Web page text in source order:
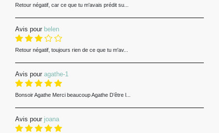
Retour négatif, car ce que tu m'avais prédit su...
Avis pour belen
Retour négatif, toujours rien de ce que tu m'av...
Avis pour agathe-1
Bonsoir Agathe Merci beaucoup Agathe D’être l...
Avis pour joana